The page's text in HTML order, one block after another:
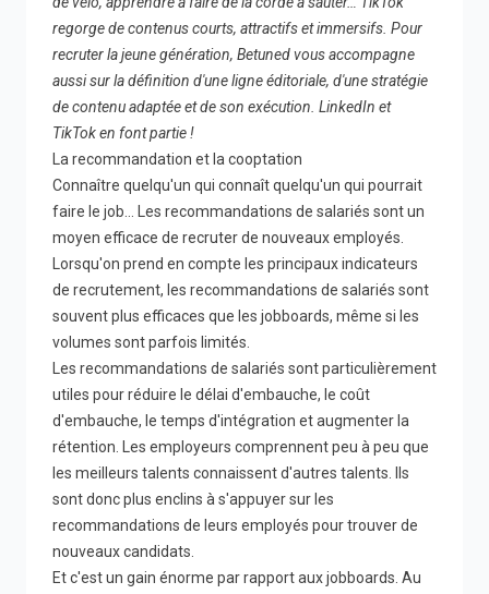
regorge de contenus courts, attractifs et immersifs. Pour
recruter la jeune génération, Betuned vous accompagne
aussi sur la définition d'une ligne éditoriale, d'une stratégie
de contenu adaptée et de son exécution. LinkedIn et
TikTok en font partie !
La recommandation et la cooptation
Connaître quelqu'un qui connaît quelqu'un qui pourrait
faire le job… Les recommandations de salariés sont un
moyen efficace de recruter de nouveaux employés.
Lorsqu'on prend en compte les principaux indicateurs
de recrutement, les recommandations de salariés sont
souvent plus efficaces que les jobboards, même si les
volumes sont parfois limités.
Les recommandations de salariés sont particulièrement
utiles pour réduire le délai d'embauche, le coût
d'embauche, le temps d'intégration et augmenter la
rétention. Les employeurs comprennent peu à peu que
les meilleurs talents connaissent d'autres talents. Ils
sont donc plus enclins à s'appuyer sur les
recommandations de leurs employés pour trouver de
nouveaux candidats.
Et c'est un gain énorme par rapport aux jobboards. Au